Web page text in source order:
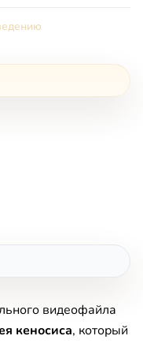
видеофайла
кеносиса, который